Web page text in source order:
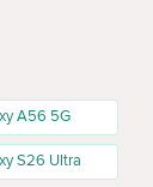
10MP. Este
uri și video
Înainte de
în versiunea
A56 5G
S26 Ultra